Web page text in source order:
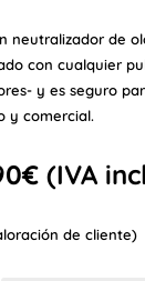
neutralizador de
con cualquier
y es seguro
y comercial.
€ (IVA
de cliente)